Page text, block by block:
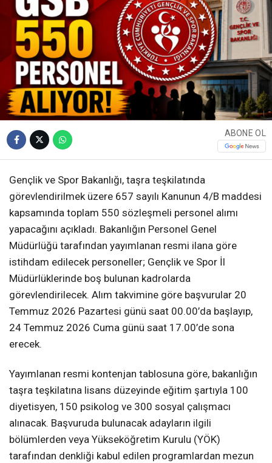
ABONE OL
Gençlik ve Spor Bakanlığı, taşra teşkilatında
görevlendirilmek üzere 657 sayılı Kanunun 4/B maddesi
kapsamında toplam 550 sözleşmeli personel alımı
yapacağını açıkladı. Bakanlığın Personel Genel
Müdürlüğü tarafından yayımlanan resmi ilana göre
istihdam edilecek personeller; Gençlik ve Spor İl
Müdürlüklerinde boş bulunan kadrolarda
görevlendirilecek. Alım takvimine göre başvurular 20
Temmuz 2026 Pazartesi günü saat 00.00’da başlayıp,
24 Temmuz 2026 Cuma günü saat 17.00’de sona
erecek.
Yayımlanan resmi kontenjan tablosuna göre, bakanlığın
taşra teşkilatına lisans düzeyinde eğitim şartıyla 100
diyetisyen, 150 psikolog ve 300 sosyal çalışmacı
alınacak. Başvuruda bulunacak adayların ilgili
bölümlerden veya Yükseköğretim Kurulu (YÖK)
tarafından denkliği kabul edilen programlardan mezun